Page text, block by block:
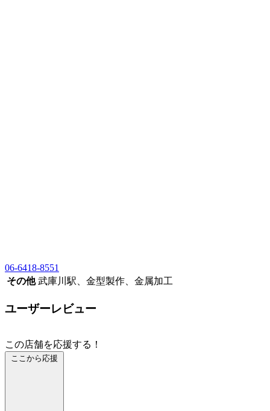
06-6418-8551
その他 武庫川駅、金型製作、金属加工
ユーザーレビュー
この店舗を応援する！
ここから応援